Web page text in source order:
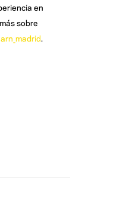
en
sobre
arn_madrid.